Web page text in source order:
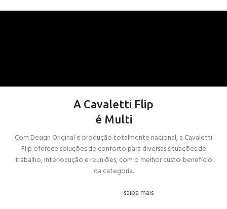
A Cavaletti Flip
é Multi
Com Design Original e produção totalmente nacional, a Cavaletti
Flip oferece soluções de conforto para diversas situações de
trabalho, interlocução e reuniões, com o melhor custo-benefício
da categoria.
saiba mais